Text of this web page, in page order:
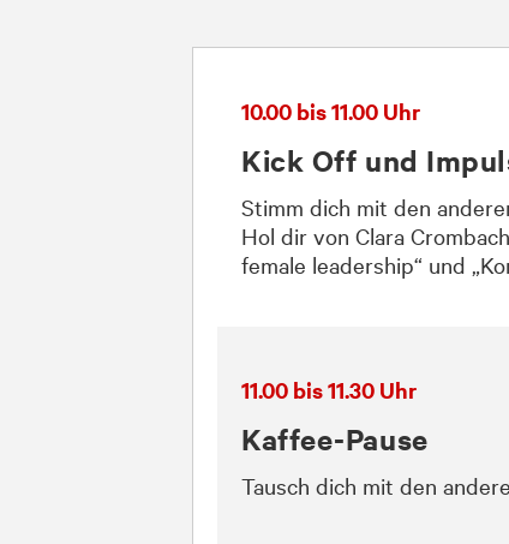
10.00 bis 11.00 Uhr
Kick Off und
Stimm dich mit den
Hol dir von Clara
female leadership“ und
11.00 bis 11.30 Uhr
Kaffee-Pause
Tausch dich mit den